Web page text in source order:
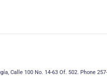
100 No. 14-63 Of. 502. Phone 257-